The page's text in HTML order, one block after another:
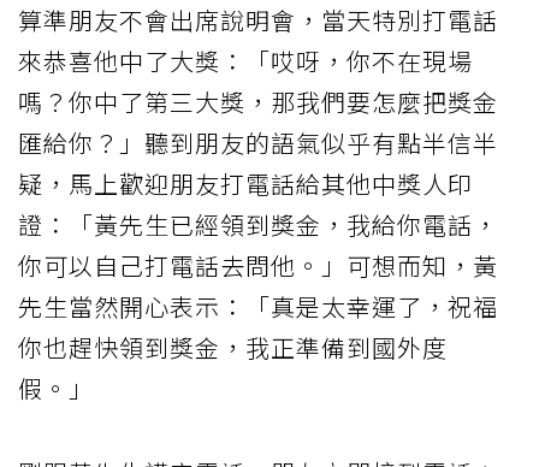
算準朋友不會出席說明會，當天特別打電話
來恭喜他中了大獎：「哎呀，你不在現場
嗎？你中了第三大獎，那我們要怎麼把獎金
匯給你？」聽到朋友的語氣似乎有點半信半
疑，馬上歡迎朋友打電話給其他中獎人印
證：「黃先生已經領到獎金，我給你電話，
你可以自己打電話去問他。」可想而知，黃
先生當然開心表示：「真是太幸運了，祝福
你也趕快領到獎金，我正準備到國外度
假。」